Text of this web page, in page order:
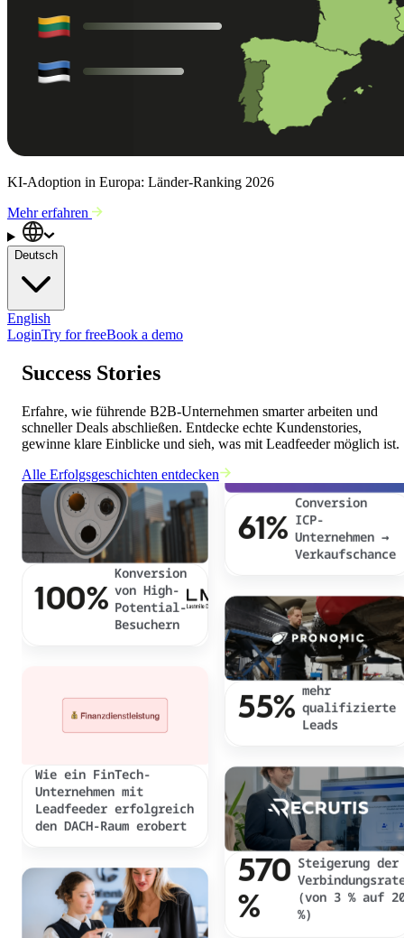
KI-Adoption in Europa: Länder-Ranking 2026
Mehr erfahren
Deutsch
English
LoginTry for freeBook a demo
Success Stories
Erfahre, wie führende B2B-Unternehmen smarter arbeiten und
schneller Deals abschließen. Entdecke echte Kundenstories,
gewinne klare Einblicke und sieh, was mit Leadfeeder möglich ist.
Alle Erfolgsgeschichten entdecken
70% weniger
Recherchezeit
100%
Konversion
von High-
Potential-
Besuchern
Unternehmen mit
Leadfeeder erfolgreich
den DACH-Raum erobert
61%
Conversion
ICP-
Unternehmen →
Verkaufschance
55% mehr
qualifizierte
Leads
570
%
Steigerung der
(von 3 % auf
%)